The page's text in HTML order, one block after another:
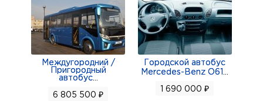
Междугородний /
Пригородный
автобус...
6 805 500 ₽
Городской автобус
Mercedes-Benz O61
1 690 000 ₽